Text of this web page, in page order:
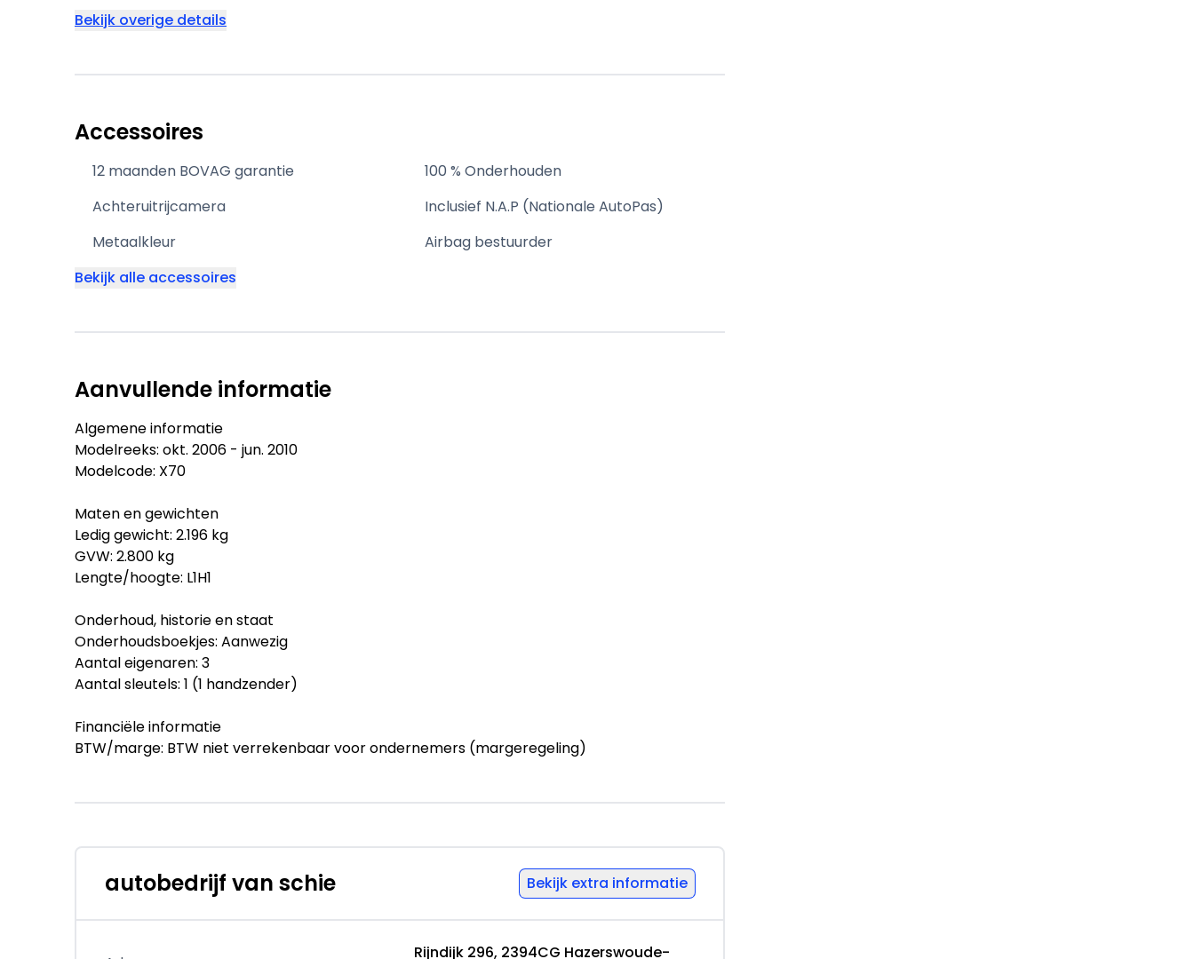
Bekijk overige details
Accessoires
12 maanden BOVAG garantie
100 % Onderhouden
Achteruitrijcamera
Inclusief N.A.P (Nationale AutoPas)
Metaalkleur
Airbag bestuurder
Bekijk alle accessoires
Aanvullende informatie
Algemene informatie
Modelreeks: okt. 2006 - jun. 2010
Modelcode: X70
Maten en gewichten
Ledig gewicht: 2.196 kg
GVW: 2.800 kg
Lengte/hoogte: L1H1
Onderhoud, historie en staat
Onderhoudsboekjes: Aanwezig
Aantal eigenaren: 3
Aantal sleutels: 1 (1 handzender)
Financiële informatie
BTW/marge: BTW niet verrekenbaar voor ondernemers (margeregeling)
Overige informatie
BPM: De getoonde prijs is inclusief BPM
autobedrijf van schie Bekijk extra informatie
Rijndijk 296, 2394CG Hazerswoude-